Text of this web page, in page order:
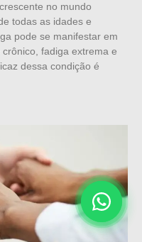
no mundo
todas as idades e
pode se manifestar em
fadiga extrema e
dessa condição é